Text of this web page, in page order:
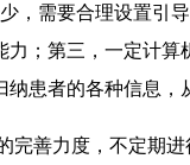
需要合理设置引
；第三，一定计
患者的各种信息
善力度，不定期